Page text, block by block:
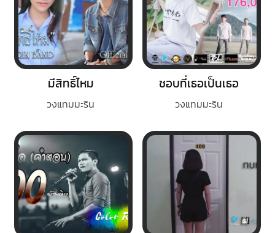
มีสิทธิ์ไหม
วงแทมมะริน
ชอบที่เธอเป็นเธอ
วงแทมมะริน